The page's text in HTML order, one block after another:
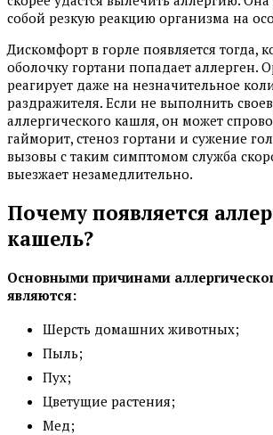
собой резкую реакцию организма на
Дискомфорт в горле появляется тогда,
оболочку гортани попадает аллерген.
реагирует даже на незначительное
раздражителя. Если не выполнить
аллергического кашля, он может
гайморит, стеноз гортани и сужение
вызовы с таким симптомом служба
выезжает незамедлительно.
Почему появляется
кашель?
Основными причинами
являются:
Шерсть домашних животных;
Пыль;
Пух;
Цветущие растения;
Мед;